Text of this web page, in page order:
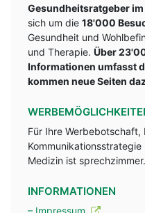
Gesundheitsratgeber
sich um die 18'000
Gesundheit und
und Therapie. Über
Informationen umfasst
kommen neue Seiten
Für Ihre Werbebotschaft,
Medizin ist
INFORMATIONEN
– Impressum